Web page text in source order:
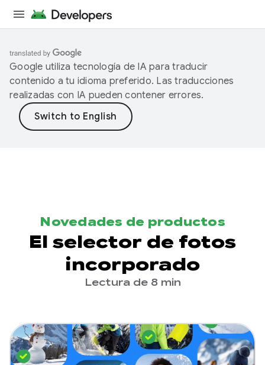
Google utiliza tecnología de IA para traducir
contenido a tu idioma preferido. Las traducciones
realizadas con IA pueden contener errores.
Novedades de productos
El selector de fotos
incorporado
Lectura de 8 min